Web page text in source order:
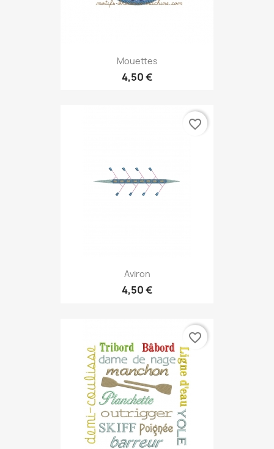
Mouettes
4,50 €
Aviron
4,50 €
favorite_border
favorite_border